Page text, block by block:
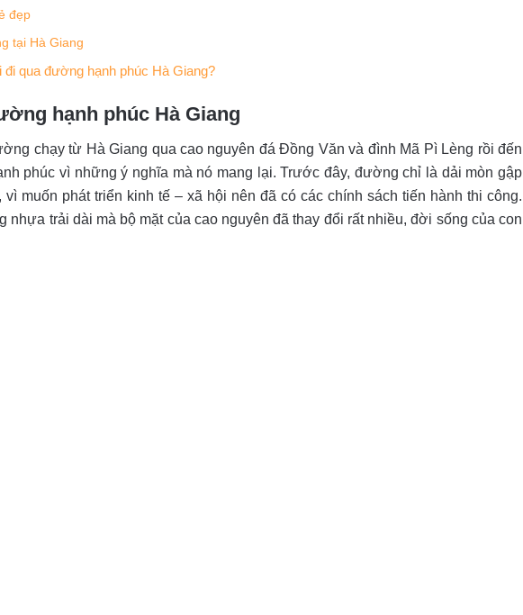
đẹp
tại Hà Giang
qua đường hạnh phúc Hà Giang?
hạnh phúc Hà Giang
chạy từ Hà Giang qua cao nguyên đá Đồng Văn và đình Mã Pì Lèng rồi đến
phúc vì những ý nghĩa mà nó mang lại. Trước đây, đường chỉ là dải mòn gập
muốn phát triển kinh tế – xã hội nên đã có các chính sách tiến hành thi công.
nhựa trải dài mà bộ mặt của cao nguyên đã thay đổi rất nhiều, đời sống của con